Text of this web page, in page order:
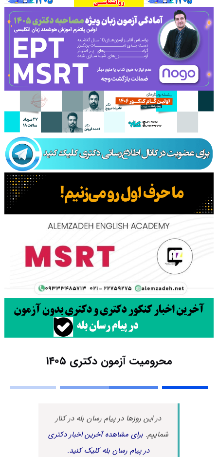
محرومیت آزمون دکتری ۱۴۰۵
در این روزها در پیام رسان بله در کنار
شماییم.برای مشاهده آخرین اخبار دکتری
در پیام رسان بله کلیک کنید.